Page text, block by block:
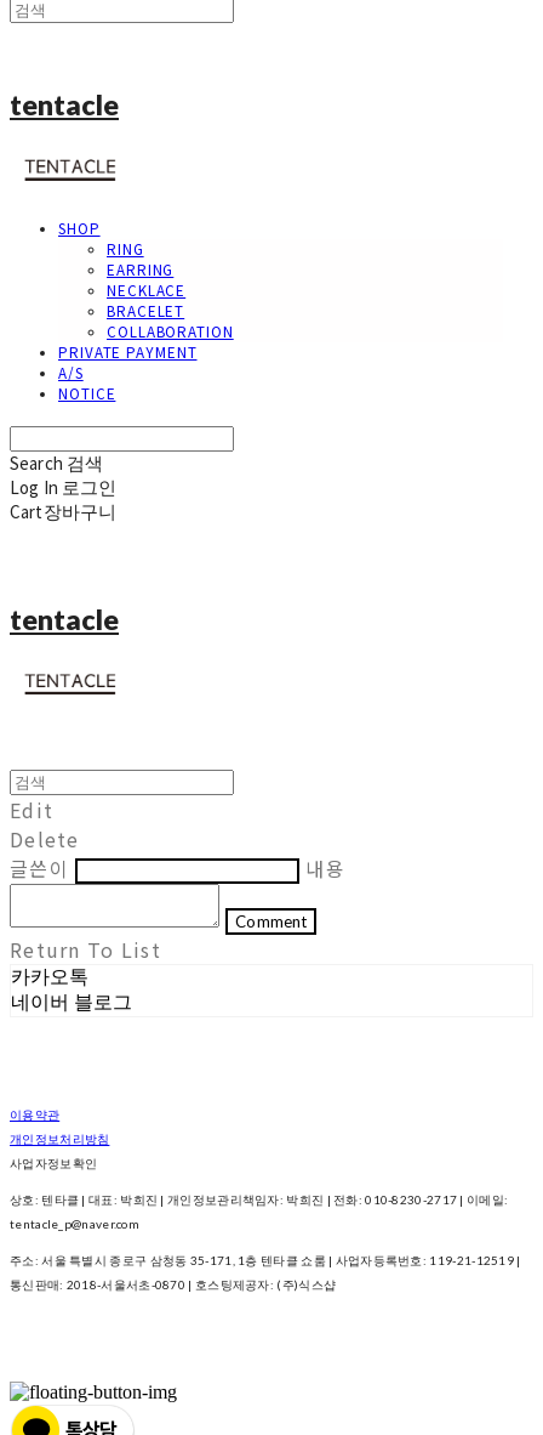
tentacle
SHOP
RING
EARRING
NECKLACE
BRACELET
COLLABORATION
PRIVATE PAYMENT
A/S
NOTICE
Search 검색
Log In 로그인
Cart장바구니
tentacle
Edit
Delete
글쓴이
내용
Comment
Return To List
카카오톡
네이버 블로그
이용약관
개인정보처리방침
사업자정보확인
상호: 텐타클 | 대표: 박희진 | 개인정보관리책임자: 박희진 | 전화: 010-8230-2717 | 이메일:
tentacle_p@naver.com
주소: 서울 특별시 종로구 삼청동 35-171, 1층 텐타클 쇼룸 | 사업자등록번호: 119-21-12519 |
통신판매: 2018-서울서초-0870 | 호스팅제공자: (주)식스샵